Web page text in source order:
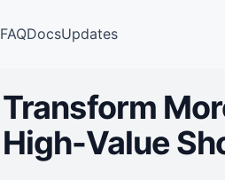
FAQDocsUpdates
Transform
High-Value